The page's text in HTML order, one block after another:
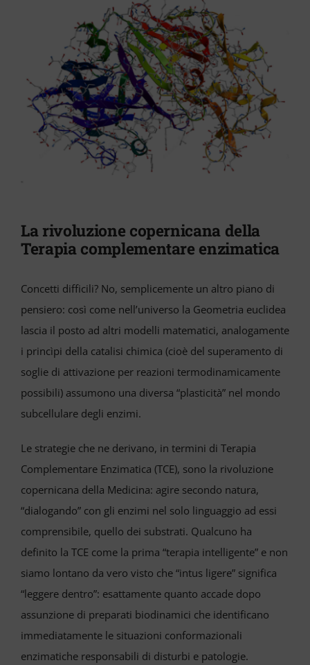
La rivoluzione copernicana della
Terapia complementare enzimatica
Concetti difficili? No, semplicemente un altro piano di
pensiero: così come nell’universo la Geometria euclidea
lascia il posto ad altri modelli matematici, analogamente
i princìpi della catalisi chimica (cioè del superamento di
soglie di attivazione per reazioni termodinamicamente
possibili) assumono una diversa “plasticità” nel mondo
subcellulare degli enzimi.
Le strategie che ne derivano, in termini di Terapia
Complementare Enzimatica (TCE), sono la rivoluzione
copernicana della Medicina: agire secondo natura,
“dialogando” con gli enzimi nel solo linguaggio ad essi
comprensibile, quello dei substrati. Qualcuno ha
definito la TCE come la prima “terapia intelligente” e non
siamo lontano da vero visto che “intus ligere” significa
“leggere dentro”: esattamente quanto accade dopo
assunzione di preparati biodinamici che identificano
immediatamente le situazioni conformazionali
enzimatiche responsabili di disturbi e patologie.